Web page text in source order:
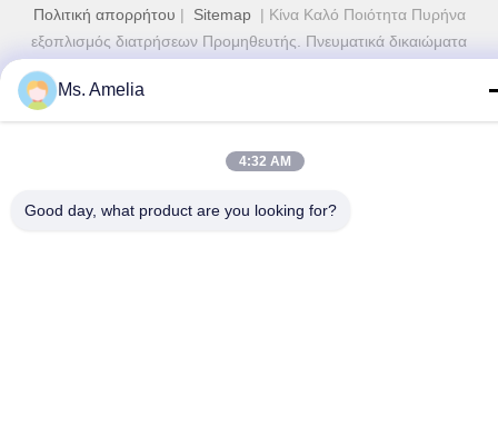
Πολιτική απορρήτου | Sitemap| Κίνα Καλό Ποιότητα Πυρήνα
εξοπλισμός διατρήσεων Προμηθευτής. Πνευματικά δικαιώματα
© 2011-2026 Jiangsu Sinocoredrill Exploration Equipment Co.,
Ltd Όλα. Όλα τα δικαιώματα διατηρούνται.
Ms. Amelia
4:32 AM
Good day, what product are you looking for?